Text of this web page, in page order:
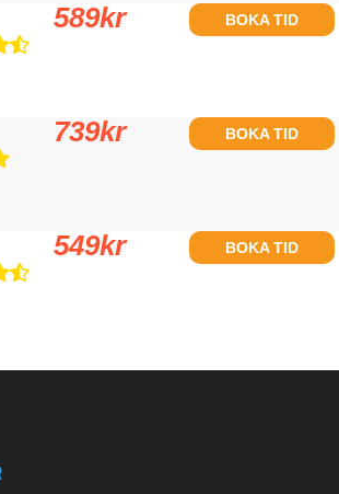
589kr BOKA TID
739kr BOKA TID
549kr BOKA TID